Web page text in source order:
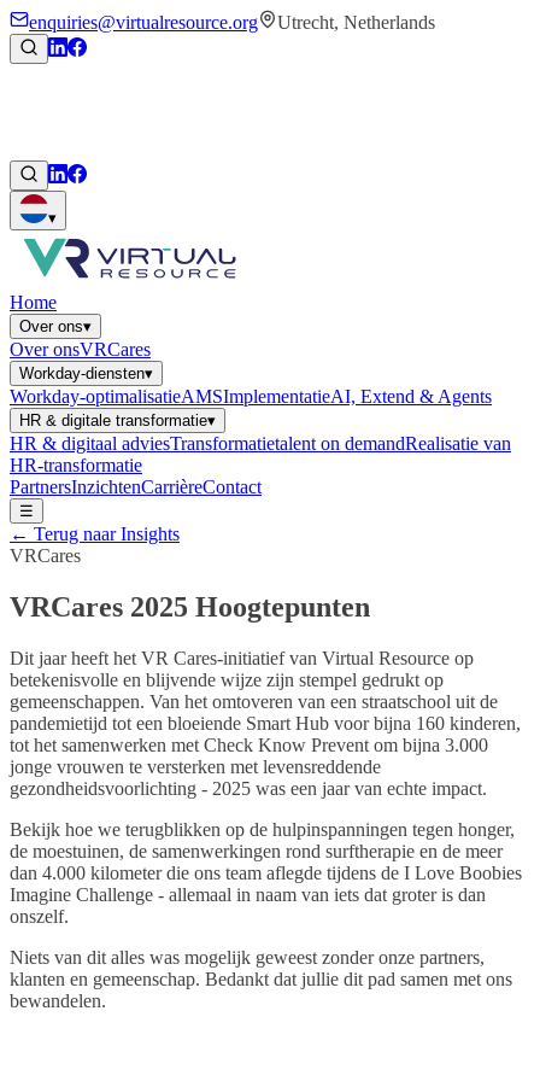
enquiries@virtualresource.org Utrecht, Netherlands
▾
Home
Over ons▾
Over onsVRCares
Workday-diensten▾
Workday-optimalisatieAMSImplementatieAI, Extend & Agents
HR & digitale transformatie▾
HR & digitaal adviesTransformatietalent on demandRealisatie van
HR-transformatie
PartnersInzichtenCarrièreContact
☰
← Terug naar Insights
VRCares
VRCares 2025 Hoogtepunten
Dit jaar heeft het VR Cares-initiatief van Virtual Resource op
betekenisvolle en blijvende wijze zijn stempel gedrukt op
gemeenschappen. Van het omtoveren van een straatschool uit de
pandemietijd tot een bloeiende Smart Hub voor bijna 160 kinderen,
tot het samenwerken met Check Know Prevent om bijna 3.000
jonge vrouwen te versterken met levensreddende
gezondheidsvoorlichting - 2025 was een jaar van echte impact.
Bekijk hoe we terugblikken op de hulpinspanningen tegen honger,
de moestuinen, de samenwerkingen rond surftherapie en de meer
dan 4.000 kilometer die ons team aflegde tijdens de I Love Boobies
Imagine Challenge - allemaal in naam van iets dat groter is dan
onszelf.
Niets van dit alles was mogelijk geweest zonder onze partners,
klanten en gemeenschap. Bedankt dat jullie dit pad samen met ons
bewandelen.